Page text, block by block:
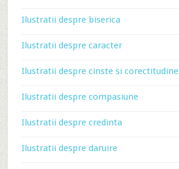
Ilustratii despre biserica
Ilustratii despre caracter
Ilustratii despre cinste si corectitudine
Ilustratii despre compasiune
Ilustratii despre credinta
Ilustratii despre daruire